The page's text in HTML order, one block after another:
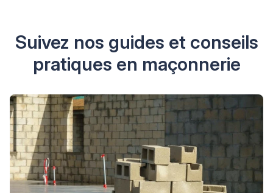
Suivez nos guides et conseils
pratiques en maçonnerie